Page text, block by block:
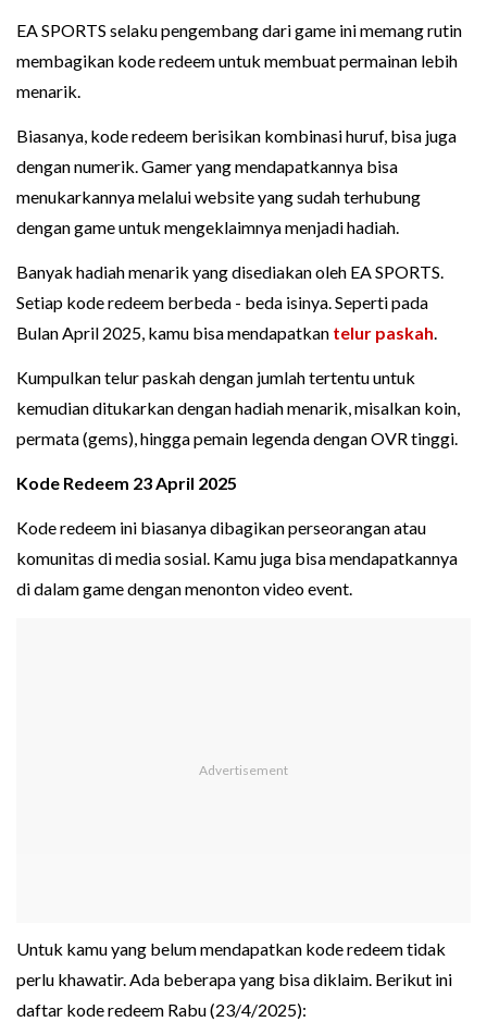
EA SPORTS selaku pengembang dari game ini memang rutin
membagikan kode redeem untuk membuat permainan lebih
menarik.
Biasanya, kode redeem berisikan kombinasi huruf, bisa juga
dengan numerik. Gamer yang mendapatkannya bisa
menukarkannya melalui website yang sudah terhubung
dengan game untuk mengeklaimnya menjadi hadiah.
Banyak hadiah menarik yang disediakan oleh EA SPORTS.
Setiap kode redeem berbeda - beda isinya. Seperti pada
Bulan April 2025, kamu bisa mendapatkan telur paskah.
Kumpulkan telur paskah dengan jumlah tertentu untuk
kemudian ditukarkan dengan hadiah menarik, misalkan koin,
permata (gems), hingga pemain legenda dengan OVR tinggi.
Kode Redeem 23 April 2025
Kode redeem ini biasanya dibagikan perseorangan atau
komunitas di media sosial. Kamu juga bisa mendapatkannya
di dalam game dengan menonton video event.
Untuk kamu yang belum mendapatkan kode redeem tidak
perlu khawatir. Ada beberapa yang bisa diklaim. Berikut ini
daftar kode redeem Rabu (23/4/2025):